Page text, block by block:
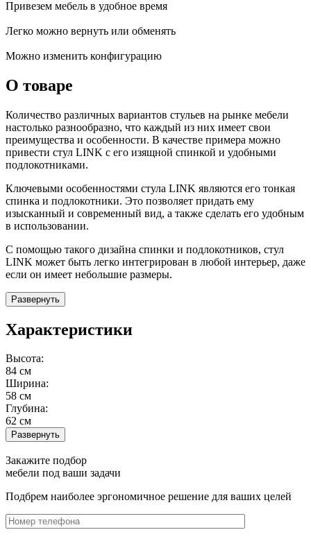
Привезем мебель в удобное время
Легко можно вернуть или обменять
Можно изменить конфигурацию
О товаре
Количество различных вариантов стульев на рынке мебели
настолько разнообразно, что каждый из них имеет свои
преимущества и особенности. В качестве примера можно
привести стул LINK с его изящной спинкой и удобными
подлокотниками.
Ключевыми особенностями стула LINK являются его тонкая
спинка и подлокотники. Это позволяет придать ему
изысканный и современный вид, а также сделать его удобным
в использовании.
С помощью такого дизайна спинки и подлокотников, стул
LINK может быть легко интегрирован в любой интерьер, даже
если он имеет небольшие размеры.
Развернуть
Характеристики
Высота:
84 см
Ширина:
58 см
Глубина:
62 см
Развернуть
Закажите подбор
мебели под ваши задачи
Подбрем наиболее эргономичное решение для ваших целей